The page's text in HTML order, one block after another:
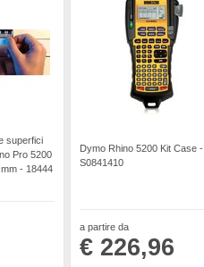
superfici
Pro 5200
- 18444
Dymo Rhino 5200 Kit Case -
S0841410
a partire da
€ 226,96